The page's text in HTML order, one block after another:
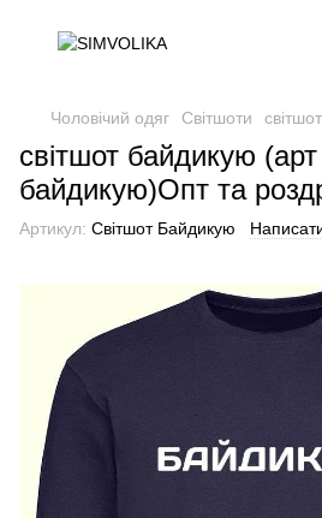
Чоловічий одяг Світшоти
світшот байдикую (арт
байдикую)Опт та
Артикул: Світшот Байдикую